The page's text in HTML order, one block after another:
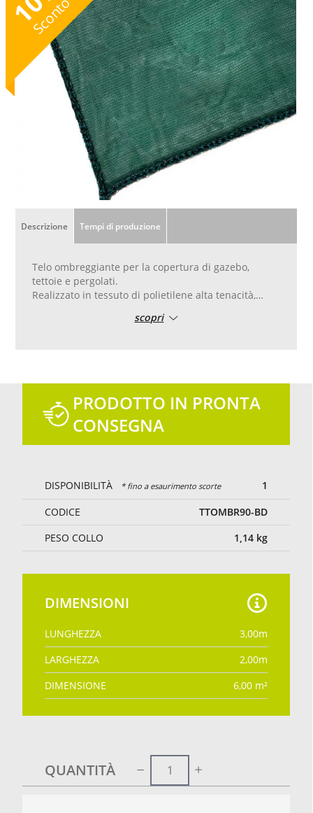
Sconto
Descrizione Tempi di produzione
Telo ombreggiante per la copertura di gazebo,
tettoie e pergolati.
Realizzato in tessuto di polietilene alta tenacità,
Ombreggiamento 90%.scopri
PRODOTTO IN PRONTA
CONSEGNA
DISPONIBILITÀ * fino a esaurimento scorte
1
CODICE
TTOMBR90-BD
PESO COLLO
1,14 kg
DIMENSIONI
LUNGHEZZA 3,00m
LARGHEZZA
2,00m
DIMENSIONE
6,00 m²
QUANTITÀ